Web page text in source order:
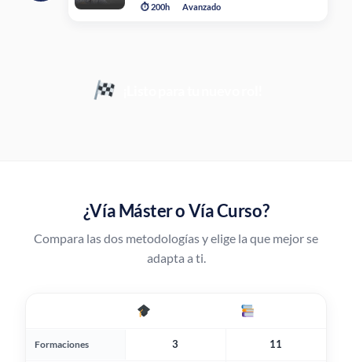
⏱ 200h Avanzado
¿Vía Máster o Vía Curso?
Compara las dos metodologías y elige la que mejor se
adapta a ti.
Formaciones 3 11